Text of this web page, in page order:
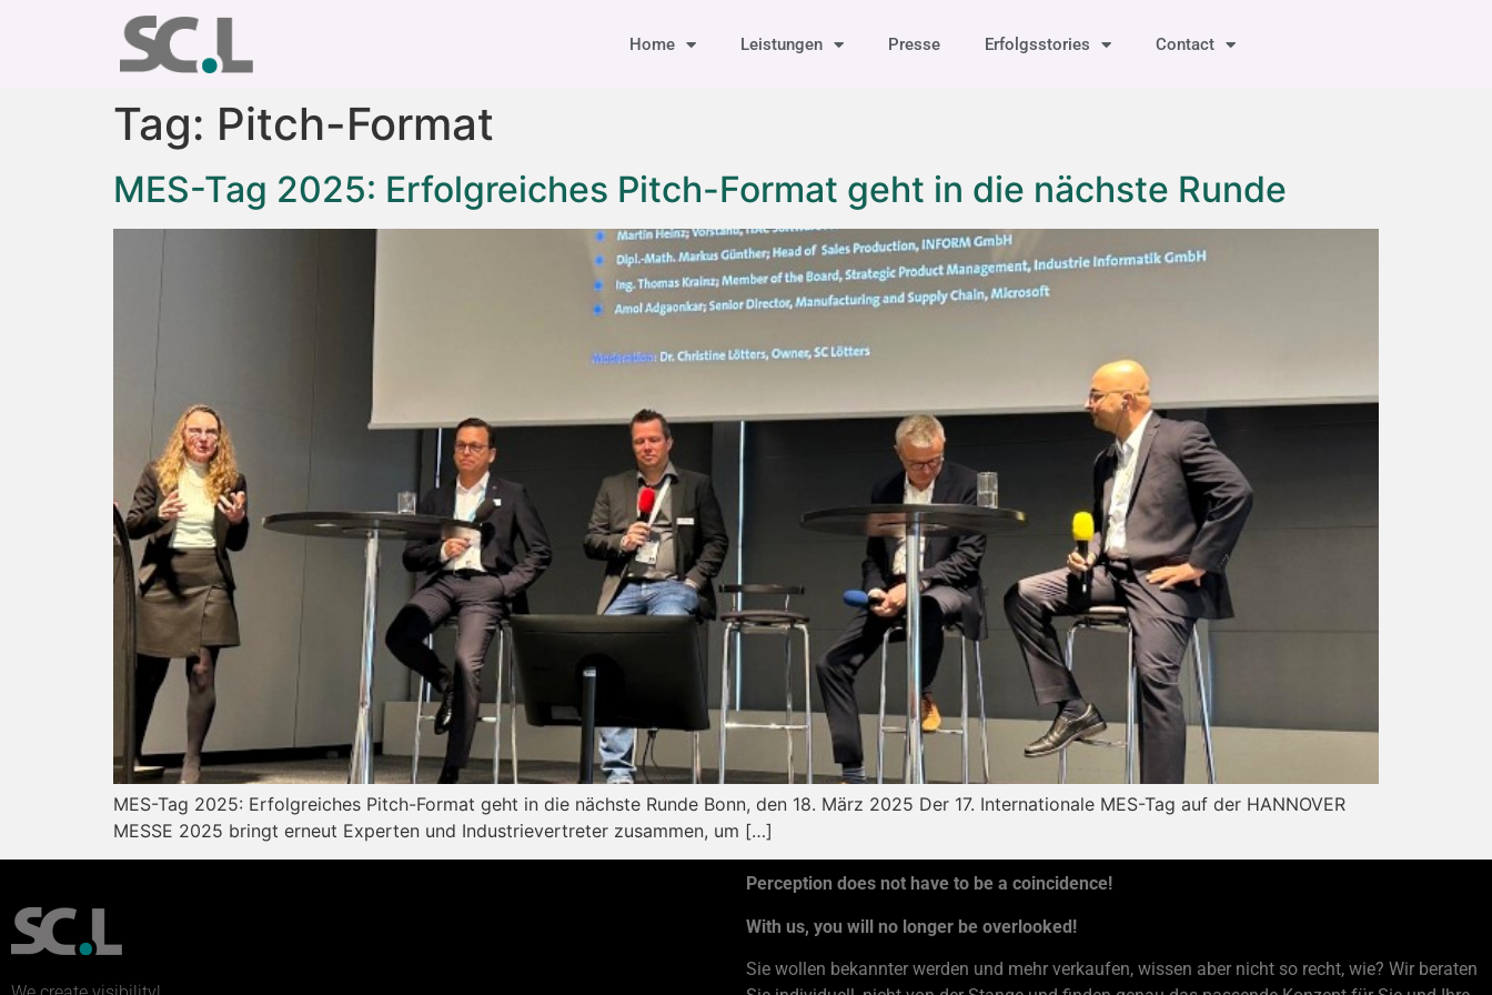
Home Leistungen Presse Erfolgsstories Contact
Tag: Pitch-Format
MES-Tag 2025: Erfolgreiches Pitch-Format geht in die nächste Runde
MES-Tag 2025: Erfolgreiches Pitch-Format geht in die nächste Runde Bonn, den 18. März 2025 Der 17. Internationale MES-Tag auf der HANNOVER
MESSE 2025 bringt erneut Experten und Industrievertreter zusammen, um […]
Perception does not have to be a coincidence!
With us, you will no longer be overlooked!
Sie wollen bekannter werden und mehr verkaufen, wissen aber nicht so recht, wie? Wir beraten